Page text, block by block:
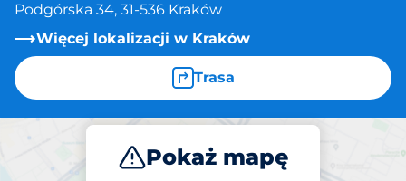
Podgórska 34, 31-536 Kraków
Więcej lokalizacji w Kraków
Trasa
Pokaż mapę
Parkuj